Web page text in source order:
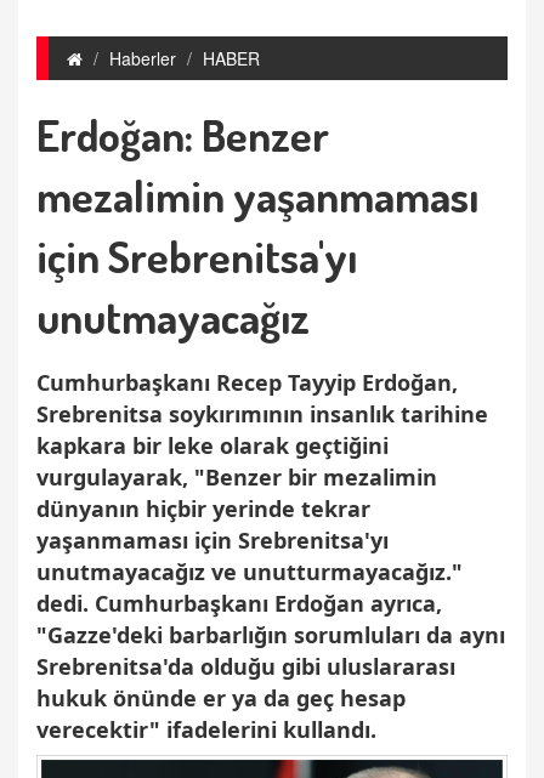
Haberler HABER
Erdoğan: Benzer
mezalimin yaşanmaması
için Srebrenitsa'yı
unutmayacağız
Cumhurbaşkanı Recep Tayyip Erdoğan,
Srebrenitsa soykırımının insanlık tarihine
kapkara bir leke olarak geçtiğini
vurgulayarak, "Benzer bir mezalimin
dünyanın hiçbir yerinde tekrar
yaşanmaması için Srebrenitsa'yı
unutmayacağız ve unutturmayacağız."
dedi. Cumhurbaşkanı Erdoğan ayrıca,
"Gazze'deki barbarlığın sorumluları da aynı
Srebrenitsa'da olduğu gibi uluslararası
hukuk önünde er ya da geç hesap
verecektir" ifadelerini kullandı.